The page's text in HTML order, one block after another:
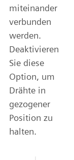
miteinander
verbunden
werden.
Deaktivieren
Sie diese
Option, um
Drähte in
gezogener
Position zu
halten.